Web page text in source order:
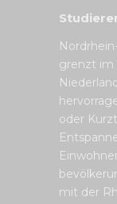
grenzt im
oder
mit der